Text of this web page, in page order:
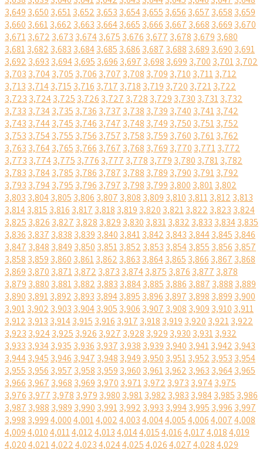
3,649 3,650 3,6513,652 3,653 3,6543,655 3,656 3,657 3,658 3,659
3,660 3,6613,662 3,663 3,6643,665 3,666 3,667 3,668 3,669 3,670
3,6713,672 3,673 3,6743,675 3,676 3,677 3,678 3,679 3,680
3,6813,682 3,683 3,6843,685 3,686 3,687 3,688 3,689 3,690 3,691
3,692 3,693 3,6943,695 3,696 3,697 3,698 3,699 3,700 3,7013,702
3,703 3,7043,705 3,706 3,707 3,708 3,709 3,710 3,7113,712
3,713 3,7143,715 3,716 3,717 3,718 3,719 3,720 3,7213,722
3,723 3,7243,725 3,726 3,727 3,728 3,729 3,730 3,7313,732
3,733 3,7343,735 3,736 3,737 3,738 3,739 3,740 3,7413,742
3,743 3,7443,745 3,746 3,747 3,748 3,749 3,750 3,7513,752
3,753 3,7543,755 3,756 3,757 3,758 3,759 3,760 3,7613,762
3,763 3,7643,765 3,766 3,767 3,768 3,769 3,770 3,7713,772
3,773 3,7743,775 3,776 3,777 3,778 3,779 3,780 3,7813,782
3,783 3,7843,785 3,786 3,787 3,788 3,789 3,790 3,7913,792
3,793 3,7943,795 3,796 3,797 3,798 3,799 3,800 3,8013,802
3,803 3,8043,805 3,806 3,807 3,808 3,809 3,810 3,8113,812 3,813
3,8143,815 3,816 3,817 3,818 3,819 3,820 3,8213,822 3,823 3,824
3,825 3,826 3,827 3,828 3,829 3,830 3,8313,832 3,833 3,8343,835
3,836 3,837 3,838 3,839 3,840 3,8413,842 3,843 3,8443,845 3,846
3,847 3,848 3,849 3,850 3,8513,852 3,853 3,8543,855 3,856 3,857
3,858 3,859 3,860 3,8613,862 3,863 3,8643,865 3,866 3,867 3,868
3,869 3,870 3,8713,872 3,873 3,8743,875 3,876 3,877 3,878
3,879 3,880 3,8813,882 3,883 3,8843,885 3,886 3,887 3,888 3,889
3,890 3,8913,892 3,893 3,8943,895 3,896 3,897 3,898 3,899 3,900
3,9013,902 3,903 3,9043,905 3,906 3,907 3,908 3,909 3,910 3,911
3,912 3,913 3,9143,915 3,916 3,917 3,918 3,919 3,920 3,9213,922
3,923 3,9243,925 3,926 3,927 3,928 3,929 3,930 3,9313,932
3,933 3,9343,935 3,936 3,937 3,938 3,939 3,940 3,9413,942 3,943
3,9443,945 3,946 3,947 3,948 3,949 3,950 3,9513,952 3,953 3,954
3,955 3,956 3,957 3,958 3,959 3,960 3,9613,962 3,963 3,9643,965
3,966 3,967 3,968 3,969 3,970 3,9713,972 3,973 3,9743,975
3,976 3,977 3,978 3,979 3,980 3,9813,982 3,983 3,9843,985 3,986
3,987 3,988 3,989 3,990 3,9913,992 3,993 3,9943,995 3,996 3,997
3,998 3,9994,0004,0014,0024,0034,0044,0054,0064,0074,008
4,0094,0104,0114,0124,0134,0144,0154,0164,0174,0184,019
4,0204,0214,0224,0234,0244,0254,0264,0274,0284,029